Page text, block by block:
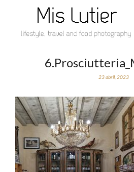
23 abril, 2023